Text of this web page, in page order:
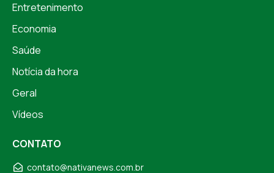
Entretenimento
Economia
Saúde
Notícia da hora
Geral
Vídeos
CONTATO
contato@nativanews.com.br